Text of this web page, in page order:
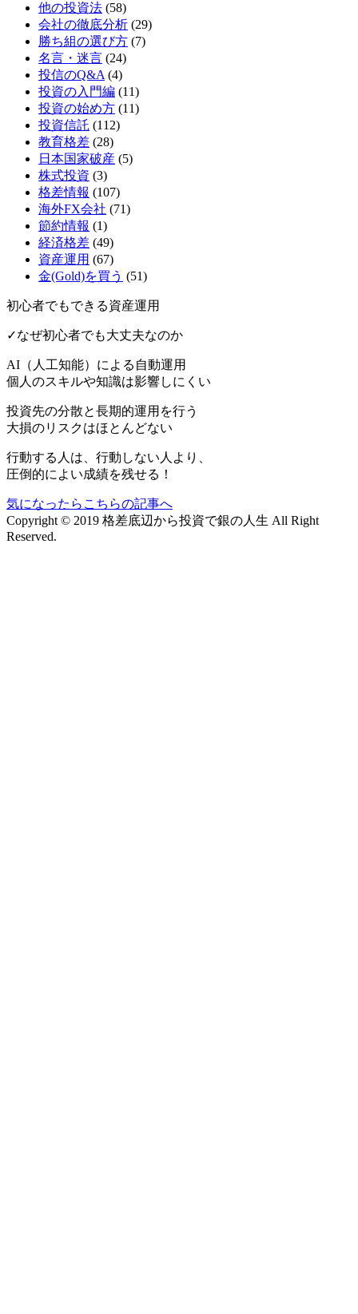
他の投資法 (58)
会社の徹底分析 (29)
勝ち組の選び方 (7)
名言・迷言 (24)
投信のQ&A (4)
投資の入門編 (11)
投資の始め方 (11)
投資信託 (112)
教育格差 (28)
日本国家破産 (5)
株式投資 (3)
格差情報 (107)
海外FX会社 (71)
節約情報 (1)
経済格差 (49)
資産運用 (67)
金(Gold)を買う (51)
初心者でもできる資産運用
✓なぜ初心者でも大丈夫なのか
AI（人工知能）による 自動運用
個人のスキルや知識は影響しにくい
投資先の分散と長期的運用を行う
大損のリスクはほとんどない
行動する人は、行動しない人より、
圧倒的によい成績を残せる！
気になったらこちらの記事へ
Copyright © 2019 格差底辺から投資で銀の人生 All Right
Reserved.